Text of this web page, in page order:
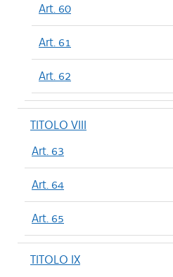
Art. 60
Art. 61
Art. 62
TITOLO VIII
Art. 63
Art. 64
Art. 65
TITOLO IX